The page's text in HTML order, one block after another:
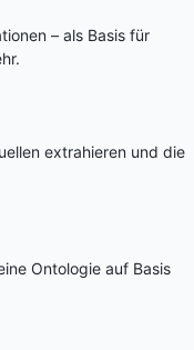
– als Basis für
extrahieren und die
Ontologie auf Basis